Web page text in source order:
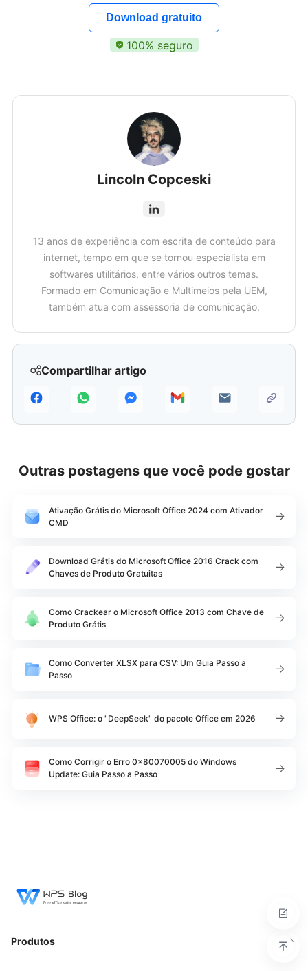
Compartilhar artigo
Download gratuito
100% seguro
Lincoln Copceski
13 anos de experiência com escrita de conteúdo para
internet, tempo em que se tornou especialista em
softwares utilitários, entre vários outros temas.
Formado em Comunicação e Multimeios pela UEM,
também atua com assessoria de comunicação.
Outras postagens que você pode gostar
Ativação Grátis do Microsoft Office 2024 com Ativador
CMD
Download Grátis do Microsoft Office 2016 Crack com
Chaves de Produto Gratuitas
Como Crackear o Microsoft Office 2013 com Chave de
Produto Grátis
Como Converter XLSX para CSV: Um Guia Passo a
Passo
WPS Office: o "DeepSeek" do pacote Office em 2026
Como Corrigir o Erro 0x80070005 do Windows
Update: Guia Passo a Passo
Produtos